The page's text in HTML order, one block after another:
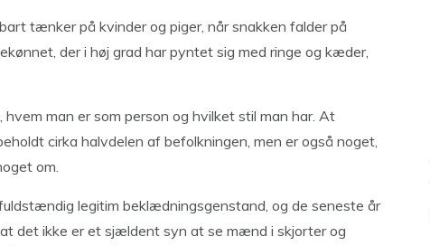
tænker på kvinder og piger, når snakken falder på
der i høj grad har pyntet sig med ringe og kæder,
man er som person og hvilket stil man har. At
cirka halvdelen af befolkningen, men er også noget,
om.
legitim beklædningsgenstand, og de seneste år
det ikke er et sjældent syn at se mænd i skjorter og